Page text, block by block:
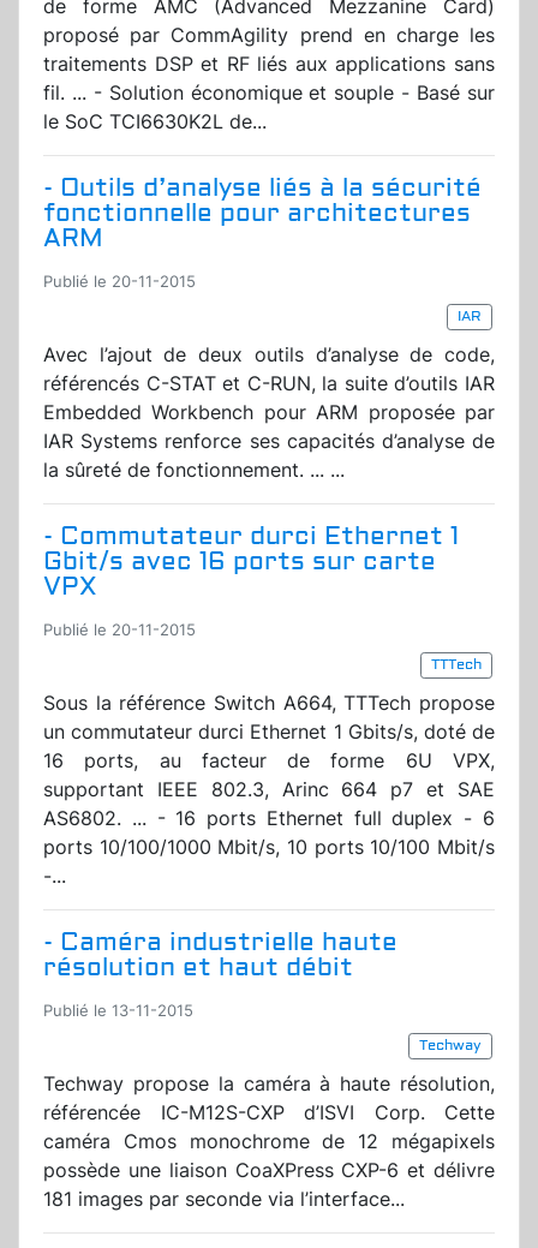
de forme AMC (Advanced Mezzanine Card)
proposé par CommAgility prend en charge les
traitements DSP et RF liés aux applications sans
fil. ... - Solution économique et souple - Basé sur
le SoC TCI6630K2L de...
- Outils d’analyse liés à la sécurité
fonctionnelle pour architectures
ARM
Publié le 20-11-2015
IAR
Avec l’ajout de deux outils d’analyse de code,
référencés C-STAT et C-RUN, la suite d’outils IAR
Embedded Workbench pour ARM proposée par
IAR Systems renforce ses capacités d’analyse de
la sûreté de fonctionnement. ... ...
- Commutateur durci Ethernet 1
Gbit/s avec 16 ports sur carte
VPX
Publié le 20-11-2015
TTTech
Sous la référence Switch A664, TTTech propose
un commutateur durci Ethernet 1 Gbits/s, doté de
16 ports, au facteur de forme 6U VPX,
supportant IEEE 802.3, Arinc 664 p7 et SAE
AS6802. ... - 16 ports Ethernet full duplex - 6
ports 10/100/1000 Mbit/s, 10 ports 10/100 Mbit/s
-...
- Caméra industrielle haute
résolution et haut débit
Publié le 13-11-2015
Techway
Techway propose la caméra à haute résolution,
référencée IC-M12S-CXP d’ISVI Corp. Cette
caméra Cmos monochrome de 12 mégapixels
possède une liaison CoaXPress CXP-6 et délivre
181 images par seconde via l’interface...